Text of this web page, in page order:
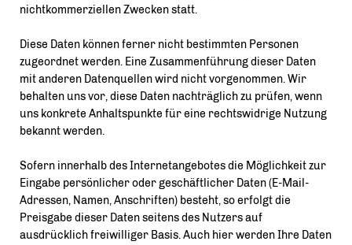
nichtkommerziellen Zwecken statt.
Diese Daten können ferner nicht bestimmten Personen
zugeordnet werden. Eine Zusammenführung dieser Daten
mit anderen Datenquellen wird nicht vorgenommen. Wir
behalten uns vor, diese Daten nachträglich zu prüfen, wenn
uns konkrete Anhaltspunkte für eine rechtswidrige Nutzung
bekannt werden.
Sofern innerhalb des Internetangebotes die Möglichkeit zur
Eingabe persönlicher oder geschäftlicher Daten (E-Mail-
Adressen, Namen, Anschriften) besteht, so erfolgt die
Preisgabe dieser Daten seitens des Nutzers auf
ausdrücklich freiwilliger Basis. Auch hier werden Ihre Daten